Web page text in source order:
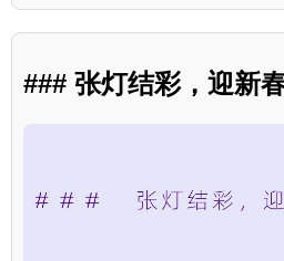
### 张灯结彩，迎新